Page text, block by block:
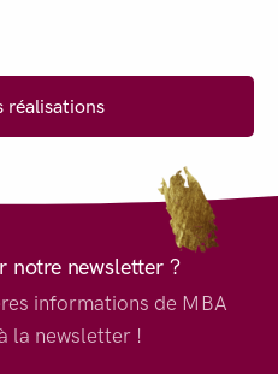
réalisations
notre newsletter ?
informations de MBA
la newsletter !